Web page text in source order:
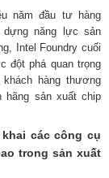
năm đầu tư hàng
năng lực sản
Intel Foundry cuối
đột phá quan trọng
hàng thương
hãng sản xuất chip
các công cụ
trong sản xuất